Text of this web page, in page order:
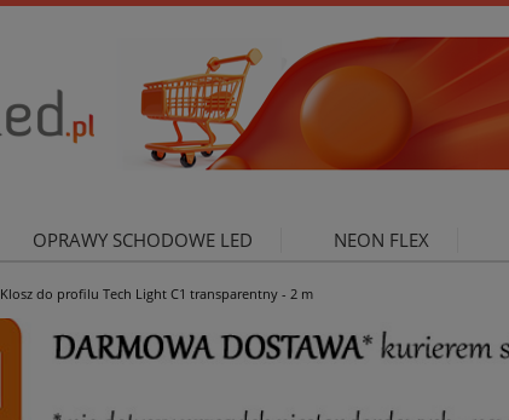
OPRAWY SCHODOWE LED NEON FLEX
OŚWIETLENIE ZEWNĘTRZNE
Klosz do profilu Tech Light C1 transparentny - 2 m